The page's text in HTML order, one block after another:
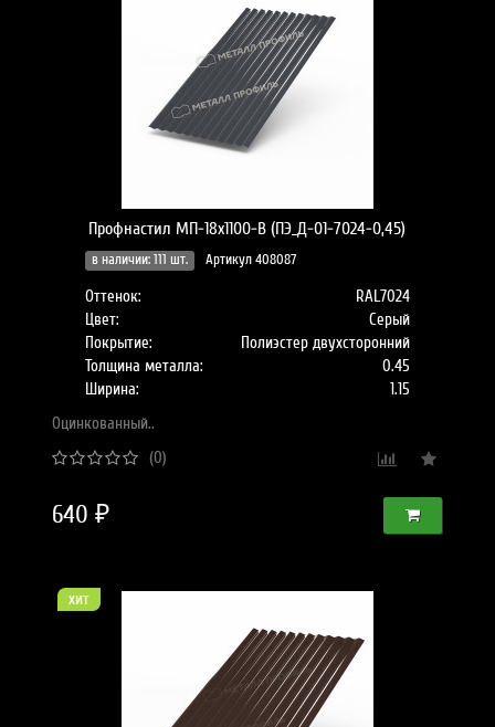
Профнастил МП-18x1100-B (ПЭ_Д-01-7024-0,45)
в наличии: 111 шт. Артикул 408087
Оттенок:
RAL7024
Цвет:
Серый
Покрытие:
Полиэстер двухсторонний
Толщина металла:
0.45
Ширина:
1.15
Оцинкованный..
(0)
640 ₽
хит